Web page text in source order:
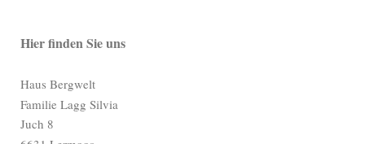
Hier finden Sie uns
Haus Bergwelt
Familie Lagg Silvia
Juch 8